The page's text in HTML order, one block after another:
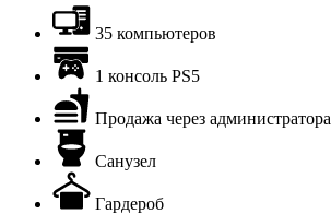
35 компьютеров
1 консоль PS5
Продажа через администратора
Санузел
Гардероб